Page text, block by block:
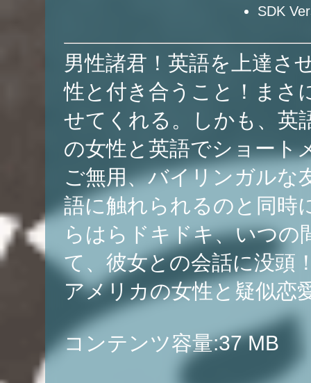
SDK
男性諸君！英語を上達さ
性と付き合うこと！まさ
せてくれる。しかも、英
の女性と英語でショート
ご無用、バイリンガルな
語に触れられるのと同時
らはらドキドキ、いつの
て、彼女との会話に没頭
アメリカの女性と疑似恋
コンテンツ容量:37 MB